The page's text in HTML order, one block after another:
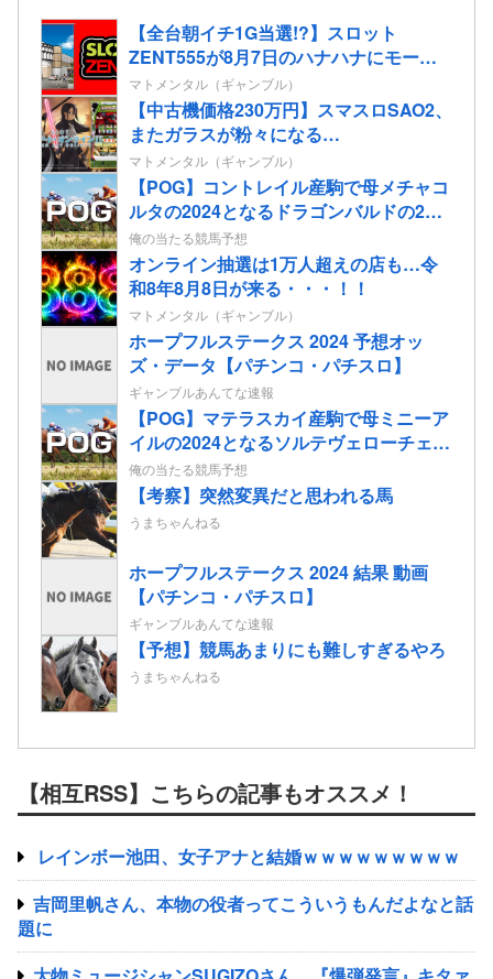
【全台朝イチ1G当選!?】スロット
ZENT555が8月7日のハナハナにモーニ
ングを仕込んだらしいｗｗｗｗ
マトメンタル（ギャンブル）
【中古機価格230万円】スマスロSAO2、
またガラスが粉々になる…
マトメンタル（ギャンブル）
【POG】コントレイル産駒で母メチャコ
ルタの2024となるドラゴンバルドの2歳
情報
俺の当たる競馬予想
オンライン抽選は1万人超えの店も…令
和8年8月8日が来る・・・！！
マトメンタル（ギャンブル）
ホープフルステークス 2024 予想オッ
ズ・データ【パチンコ・パチスロ】
ギャンブルあんてな速報
【POG】マテラスカイ産駒で母ミニーア
イルの2024となるソルテヴェローチェの
2歳情報
俺の当たる競馬予想
【考察】突然変異だと思われる馬
うまちゃんねる
ホープフルステークス 2024 結果 動画
【パチンコ・パチスロ】
ギャンブルあんてな速報
【予想】競馬あまりにも難しすぎるやろ
うまちゃんねる
【相互RSS】こちらの記事もオススメ！
レインボー池田、女子アナと結婚ｗｗｗｗｗｗｗｗｗ
吉岡里帆さん、本物の役者ってこういうもんだよなと話
題に